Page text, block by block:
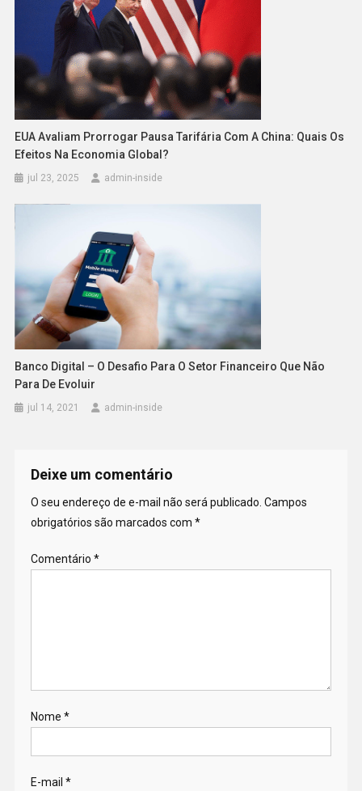
EUA Avaliam Prorrogar Pausa Tarifária Com A China: Quais Os
Efeitos Na Economia Global?
jul 23, 2025 admin-inside
Banco Digital – O Desafio Para O Setor Financeiro Que Não
Para De Evoluir
jul 14, 2021 admin-inside
Deixe um comentário
O seu endereço de e-mail não será publicado. Campos
obrigatórios são marcados com *
Comentário *
Nome *
E-mail *